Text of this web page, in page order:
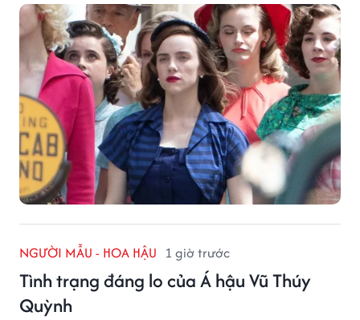
NGƯỜI MẪU - HOA HẬU 1 giờ trước
Tình trạng đáng lo của Á hậu Vũ Thúy
Quỳnh